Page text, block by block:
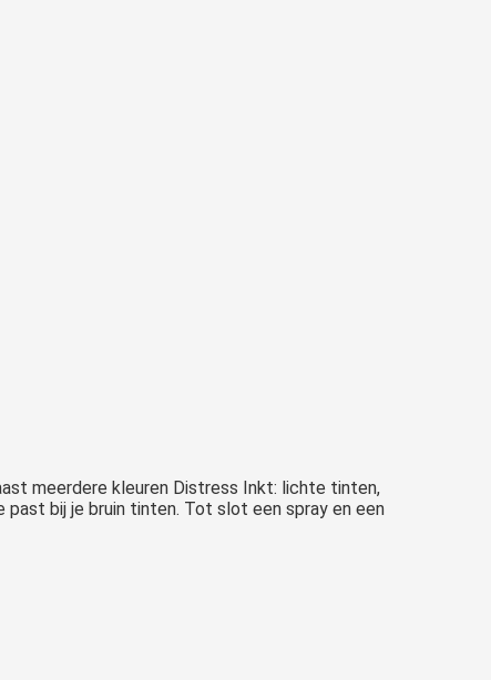
meerdere kleuren Distress Inkt: lichte tinten,
bij je bruin tinten. Tot slot een spray en een